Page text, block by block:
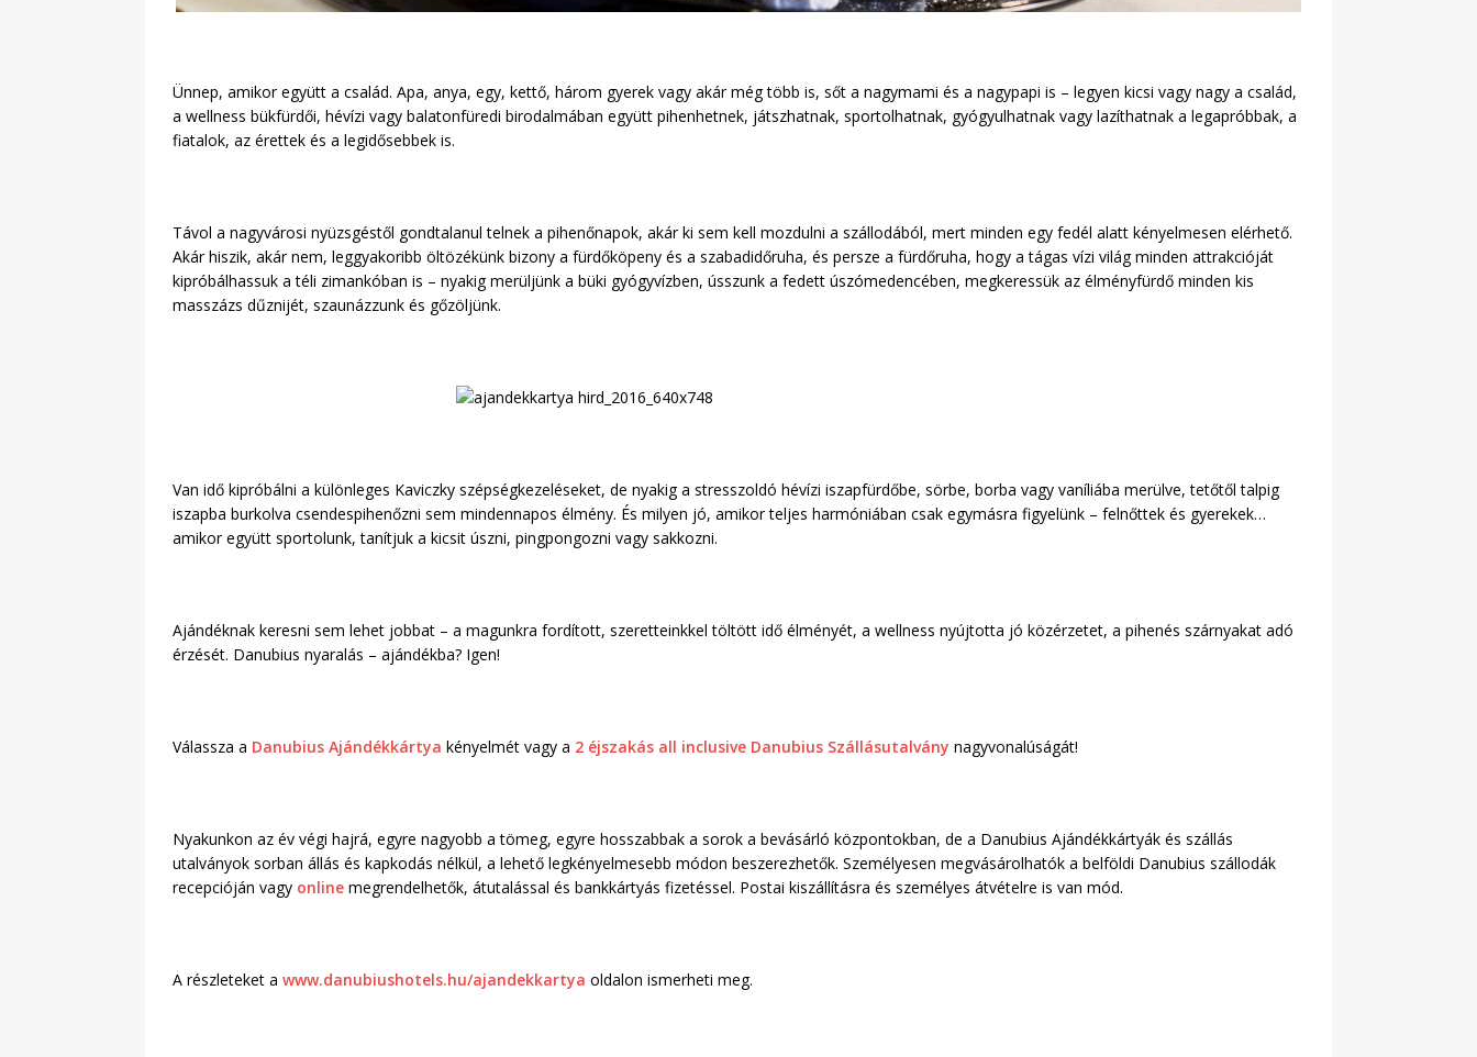
Ünnep, amikor együtt a család. Apa, anya, egy, kettő, három gyerek vagy akár még több is, sőt a nagymami és a nagypapi is – legyen kicsi vagy nagy a család,
a wellness bükfürdői, hévízi vagy balatonfüredi birodalmában együtt pihenhetnek, játszhatnak, sportolhatnak, gyógyulhatnak vagy lazíthatnak a legapróbbak, a
fiatalok, az érettek és a legidősebbek is.
Távol a nagyvárosi nyüzsgéstől gondtalanul telnek a pihenőnapok, akár ki sem kell mozdulni a szállodából, mert minden egy fedél alatt kényelmesen elérhető.
Akár hiszik, akár nem, leggyakoribb öltözékünk bizony a fürdőköpeny és a szabadidőruha, és persze a fürdőruha, hogy a tágas vízi világ minden attrakcióját
kipróbálhassuk a téli zimankóban is – nyakig merüljünk a büki gyógyvízben, ússzunk a fedett úszómedencében, megkeressük az élményfürdő minden kis
masszázs dűznijét, szaunázzunk és gőzöljünk.
Van idő kipróbálni a különleges Kaviczky szépségkezeléseket, de nyakig a stresszoldó hévízi iszapfürdőbe, sörbe, borba vagy vaníliába merülve, tetőtől talpig
iszapba burkolva csendespihenőzni sem mindennapos élmény. És milyen jó, amikor teljes harmóniában csak egymásra figyelünk – felnőttek és gyerekek…
amikor együtt sportolunk, tanítjuk a kicsit úszni, pingpongozni vagy sakkozni.
Ajándéknak keresni sem lehet jobbat – a magunkra fordított, szeretteinkkel töltött idő élményét, a wellness nyújtotta jó közérzetet, a pihenés szárnyakat adó
érzését. Danubius nyaralás – ajándékba? Igen!
Válassza a Danubius Ajándékkártya kényelmét vagy a 2 éjszakás all inclusive Danubius Szállásutalvány nagyvonalúságát!
Nyakunkon az év végi hajrá, egyre nagyobb a tömeg, egyre hosszabbak a sorok a bevásárló központokban, de a Danubius Ajándékkártyák és szállás
utalványok sorban állás és kapkodás nélkül, a lehető legkényelmesebb módon beszerezhetők. Személyesen megvásárolhatók a belföldi Danubius szállodák
recepcióján vagy online megrendelhetők, átutalással és bankkártyás fizetéssel. Postai kiszállításra és személyes átvételre is van mód.
A részleteket a www.danubiushotels.hu/ajandekkartya oldalon ismerheti meg.